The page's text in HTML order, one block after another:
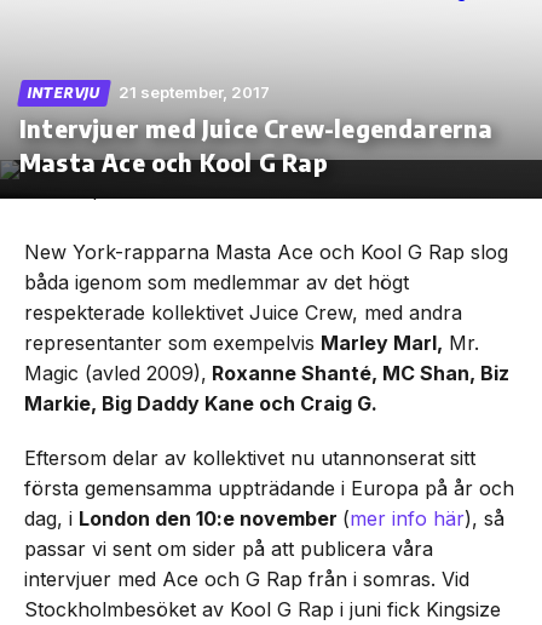
Skip
the
INTERVJU 21 september, 2017
Intervjuer med Juice Crew-legendarerna
Masta Ace och Kool G Rap
New York-rapparna Masta Ace och Kool G Rap slog
båda igenom som medlemmar av det högt
respekterade kollektivet Juice Crew, med andra
representanter som exempelvis Marley Marl, Mr.
Magic (avled 2009), Roxanne Shanté, MC Shan, Biz
Markie, Big Daddy Kane och Craig G.
Eftersom delar av kollektivet nu utannonserat sitt
första gemensamma uppträdande i Europa på år och
dag, i London den 10:e november (mer info här), så
passar vi sent om sider på att publicera våra
intervjuer med Ace och G Rap från i somras. Vid
Stockholmbesöket av Kool G Rap i juni fick Kingsize